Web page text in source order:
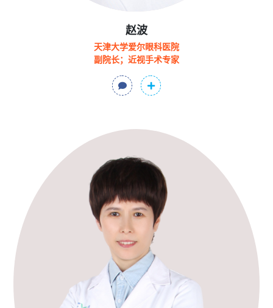
赵波
天津大学爱尔眼科医院
副院长；近视手术专家